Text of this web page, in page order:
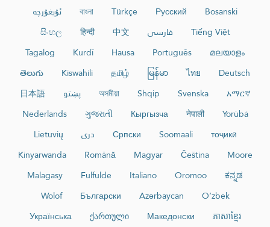
ئۇيغۇرچە
বাংলা Türkçe Русский
Bosanski
සිංහල
हिन्दी 中文 فارسی
Tiếng Việt
Tagalog
Kurdî Hausa Português
മലയാളം
తెలుగు
Kiswahili தமிழ் မြန်မာ ไทย
Deutsch
日本語
پښتو অসমীয়া Shqip Svenska
አማርኛ
Nederlands
ગુજરાતી Кыргызча नेपाली
Yorùbá
Lietuvių
دری Српски Soomaali
тоҷикӣ
Kinyarwanda
Română Magyar Čeština
Moore
Malagasy
Fulfulde Italiano Oromoo
ಕನ್ನಡ
Wolof
Български Azərbaycan
O‘zbek
Українська
ქართული Македонски
ភាសាខ្មែរ